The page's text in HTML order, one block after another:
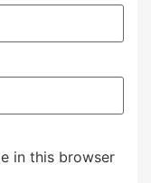
in this browser